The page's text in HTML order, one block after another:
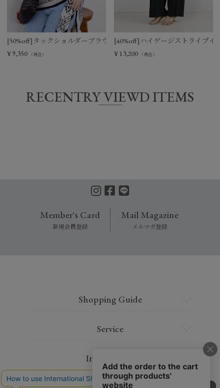
[50%off]タックショルダーブラウス
¥9,350 （税込）
[40%off]ハイゲージストライプイ
¥ 13,200 （税込）
RECENTRY VIEWD ITEMS
Member's Card
新規会員登録
Mail Magazine
メルマガ登録
Shopping Guide
Service
Information